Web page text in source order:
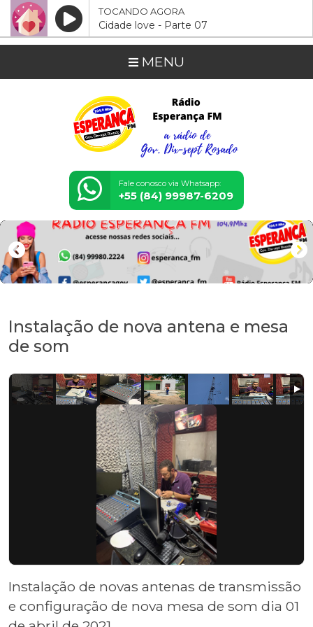
TOCANDO AGORA
Cidade love - Parte 07
MENU
Fale conosco via Whatsapp:
+55 (84) 99987-6209
Instalação de nova antena e mesa
de som
Instalação de novas antenas de transmissão
e configuração de nova mesa de som dia 01